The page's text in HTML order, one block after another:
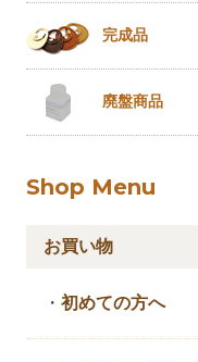
完成品
廃盤商品
Shop Menu
お買い物
・初めての方へ